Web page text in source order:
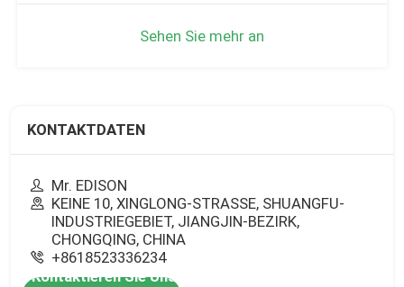
Sehen Sie mehr an
KONTAKTDATEN
Mr. EDISON
KEINE 10, XINGLONG-STRASSE, SHUANGFU-
INDUSTRIEGEBIET, JIANGJIN-BEZIRK,
CHONGQING, CHINA
+8618523336234
Kontaktieren Sie Uns